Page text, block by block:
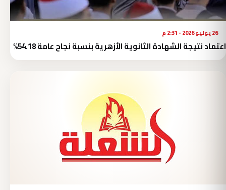
26 يوليو 2026 - 2:31 م
اعتماد نتيجة الشهادة الثانوية الأزهرية بنسبة نجاح عامة 54.18%